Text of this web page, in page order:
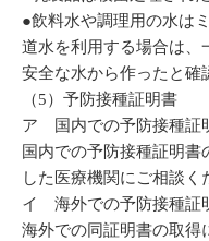
●飲料水や調理用の水は
道水を利用する場合は、
安全な水から作ったと確
（5）予防接種証明書
ア 国内での予防接種証
国内での予防接種証明
した医療機関にご相談く
イ 海外での予防接種証
海外での同証明書の取得